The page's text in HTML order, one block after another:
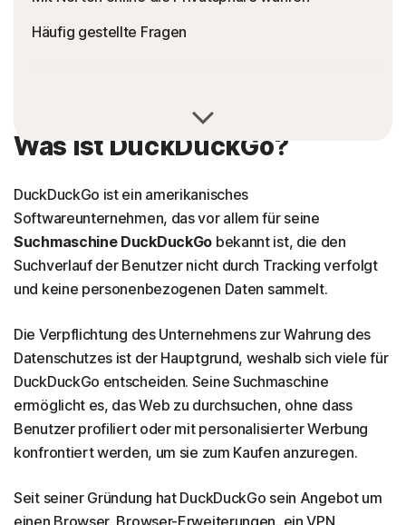
Häufig gestellte Fragen
Was ist DuckDuckGo?
DuckDuckGo ist ein amerikanisches
Softwareunternehmen, das vor allem für seine
Suchmaschine DuckDuckGo bekannt ist, die den
Suchverlauf der Benutzer nicht durch Tracking verfolgt
und keine personenbezogenen Daten sammelt.
Die Verpflichtung des Unternehmens zur Wahrung des
Datenschutzes ist der Hauptgrund, weshalb sich viele für
DuckDuckGo entscheiden. Seine Suchmaschine
ermöglicht es, das Web zu durchsuchen, ohne dass
Benutzer profiliert oder mit personalisierter Werbung
konfrontiert werden, um sie zum Kaufen anzuregen.
Seit seiner Gründung hat DuckDuckGo sein Angebot um
einen Browser, Browser-Erweiterungen, ein VPN,